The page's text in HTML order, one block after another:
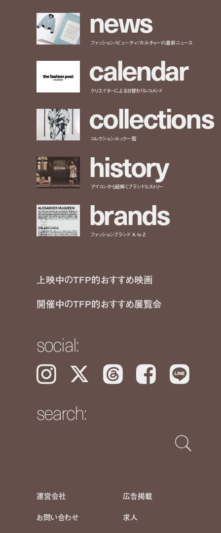
news
ファッション/ビューティ/カルチャーの最新ニュース
calendar
クリエイターによる日替わりレコメンド
collections
コレクションルック一覧
history
アイコンから紐解くブランドヒストリー
brands
ファッションブランド A to Z
上映中のTFP的おすすめ映画
開催中のTFP的おすすめ展覧会
social:
Instagram 𝕏 Threads Facebook LINE
search:
運営会社
広告掲載
お問い合わせ
求人